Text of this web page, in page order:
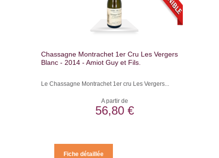
Chassagne Montrachet 1er Cru Les Vergers
Blanc - 2014 - Amiot Guy et Fils.
Le Chassagne Montrachet 1er cru Les Vergers...
A partir de
56,80 €
Fiche détaillée